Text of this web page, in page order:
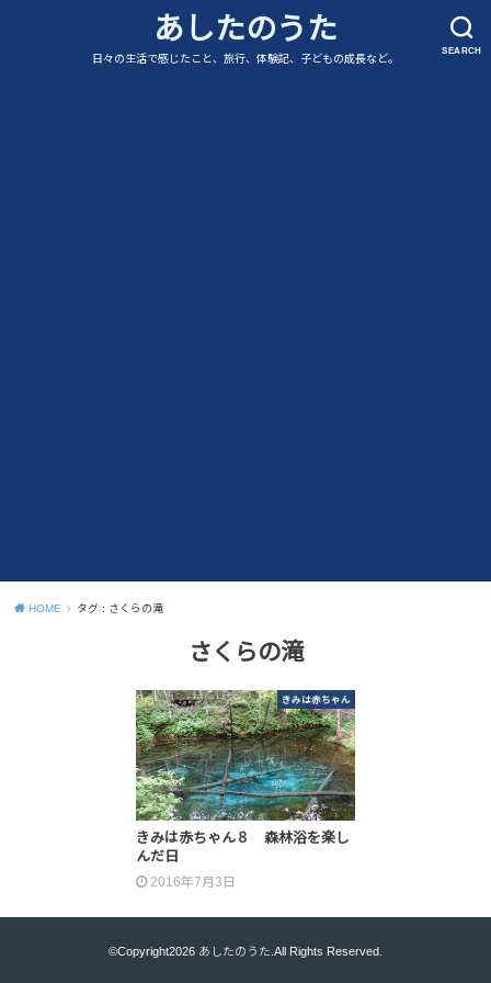
SEARCH
あしたのうた
日々の生活で感じたこと、旅行、体験記、子どもの成長など。
HOME タグ : さくらの滝
さくらの滝
きみは赤ちゃん
きみは赤ちゃん８ 森林浴を楽し
んだ日
2016年7月3日
©Copyright2026 あしたのうた .All Rights Reserved.